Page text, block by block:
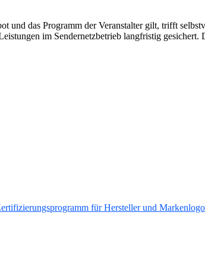
das Programm der Veranstalter gilt, trifft
im Sendernetzbetrieb langfristig
für Hersteller und Markenlogo